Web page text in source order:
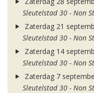
Sleutelstad 30 - Non
Zaterdag 21
Sleutelstad 30 - Non
Zaterdag 14
Sleutelstad 30 - Non
Zaterdag 7
Sleutelstad 30 - Non